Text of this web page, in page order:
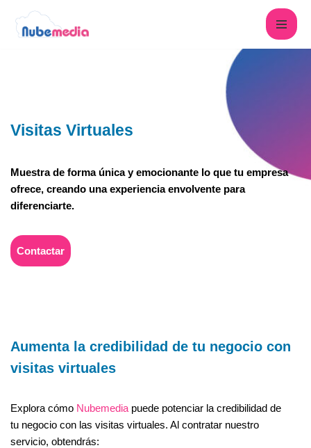
Saltar
Visitas Virtuales
Muestra de forma única y emocionante lo que tu empresa
ofrece, creando una experiencia envolvente para
diferenciarte.
Contactar
Aumenta la credibilidad de tu negocio con
visitas virtuales
Explora cómo Nubemedia puede potenciar la credibilidad de
tu negocio con las visitas virtuales. Al contratar nuestro
servicio, obtendrás: